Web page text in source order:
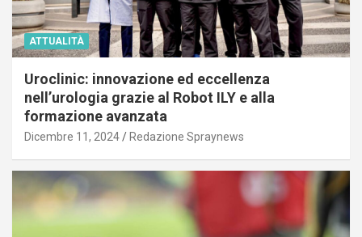
ATTUALITÀ
Uroclinic: innovazione ed eccellenza
nell’urologia grazie al Robot ILY e alla
formazione avanzata
Dicembre 11, 2024 Redazione Spraynews